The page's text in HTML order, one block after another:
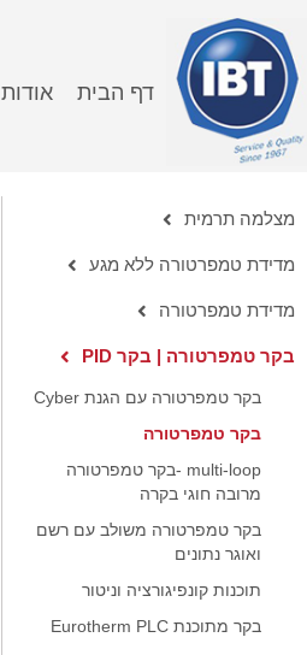
דף הבית אודות
מצלמה תרמית
מדידת טמפרטורה ללא מגע
מדידת טמפרטורה
בקר טמפרטורה | בקר PID
בקר טמפרטורה עם הגנת Cyber
בקר טמפרטורה
multi-loop -בקר טמפרטורה
מרובה חוגי בקרה
בקר טמפרטורה משולב עם רשם
ואוגר נתונים
תוכנות קונפיגורציה וניטור
בקר מתוכנת Eurotherm PLC